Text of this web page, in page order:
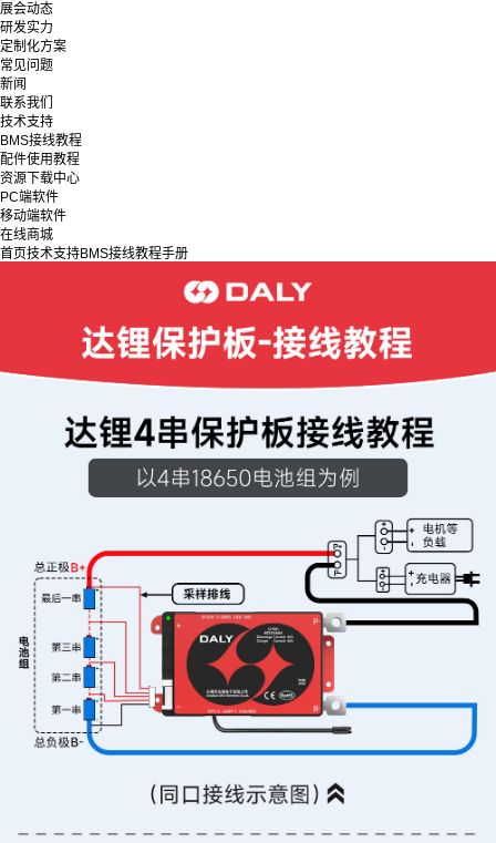
展会动态
研发实力
定制化方案
常见问题
新闻
联系我们
技术支持
BMS接线教程
配件使用教程
资源下载中心
PC端软件
移动端软件
在线商城
首页技术支持BMS接线教程手册